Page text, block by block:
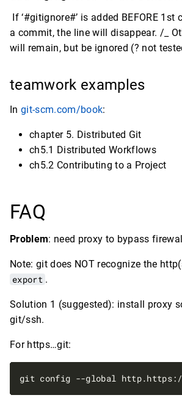
If ‘#gitignore#’ is added BEFORE
a commit, the line will disappear. /_
will remain, but be ignored (? not
teamwork examples
In git-scm.com/book:
chapter 5. Distributed Git
ch5.1 Distributed Workflows
ch5.2 Contributing to a Project
FAQ
Problem: need proxy to bypass
Note: git does NOT recognize the
export .
Solution 1 (suggested): install proxy
git/ssh.
For https…git: